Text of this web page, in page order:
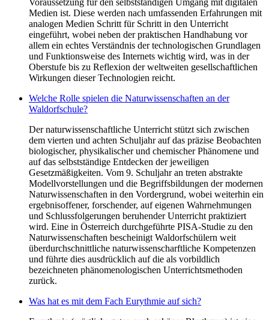
Voraussetzung für den selbstständigen Umgang mit digitalen
Medien ist. Diese werden nach umfassenden Erfahrungen mit
analogen Medien Schritt für Schritt in den Unterricht
eingeführt, wobei neben der praktischen Handhabung vor
allem ein echtes Verständnis der technologischen Grundlagen
und Funktionsweise des Internets wichtig wird, was in der
Oberstufe bis zu Reflexion der weltweiten gesellschaftlichen
Wirkungen dieser Technologien reicht.
Welche Rolle spielen die Naturwissenschaften an der
Waldorfschule?
Der naturwissenschaftliche Unterricht stützt sich zwischen
dem vierten und achten Schuljahr auf das präzise Beobachten
biologischer, physikalischer und chemischer Phänomene und
auf das selbstständige Entdecken der jeweiligen
Gesetzmäßigkeiten. Vom 9. Schuljahr an treten abstrakte
Modellvorstellungen und die Begriffsbildungen der modernen
Naturwissenschaften in den Vordergrund, wobei weiterhin ein
ergebnisoffener, forschender, auf eigenen Wahrnehmungen
und Schlussfolgerungen beruhender Unterricht praktiziert
wird. Eine in Österreich durchgeführte PISA-Studie zu den
Naturwissenschaften bescheinigt Waldorfschülern weit
überdurchschnittliche naturwissenscharftliche Kompetenzen
und führte dies ausdrücklich auf die als vorbildlich
bezeichneten phänomenologischen Unterrichtsmethoden
zurück.
Was hat es mit dem Fach Eurythmie auf sich?